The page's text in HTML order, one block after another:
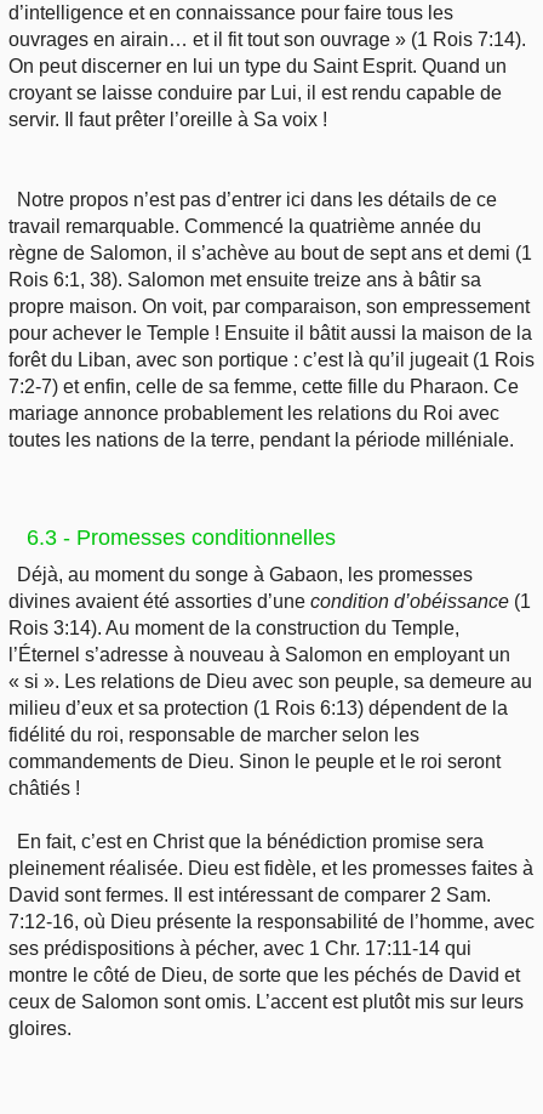
d’intelligence et en connaissance pour faire tous les
ouvrages en airain… et il fit tout son ouvrage » (1 Rois 7:14).
On peut discerner en lui un type du Saint Esprit. Quand un
croyant se laisse conduire par Lui, il est rendu capable de
servir. Il faut prêter l’oreille à Sa voix !
Notre propos n’est pas d’entrer ici dans les détails de ce
travail remarquable. Commencé la quatrième année du
règne de Salomon, il s’achève au bout de sept ans et demi (1
Rois 6:1, 38). Salomon met ensuite treize ans à bâtir sa
propre maison. On voit, par comparaison, son empressement
pour achever le Temple ! Ensuite il bâtit aussi la maison de la
forêt du Liban, avec son portique : c’est là qu’il jugeait (1 Rois
7:2-7) et enfin, celle de sa femme, cette fille du Pharaon. Ce
mariage annonce probablement les relations du Roi avec
toutes les nations de la terre, pendant la période milléniale.
6.3 - Promesses conditionnelles
Déjà, au moment du songe à Gabaon, les promesses
divines avaient été assorties d’une condition d’obéissance (1
Rois 3:14). Au moment de la construction du Temple,
l’Éternel s’adresse à nouveau à Salomon en employant un
« si ». Les relations de Dieu avec son peuple, sa demeure au
milieu d’eux et sa protection (1 Rois 6:13) dépendent de la
fidélité du roi, responsable de marcher selon les
commandements de Dieu. Sinon le peuple et le roi seront
châtiés !
En fait, c’est en Christ que la bénédiction promise sera
pleinement réalisée. Dieu est fidèle, et les promesses faites à
David sont fermes. Il est intéressant de comparer 2 Sam.
7:12-16, où Dieu présente la responsabilité de l’homme, avec
ses prédispositions à pécher, avec 1 Chr. 17:11-14 qui
montre le côté de Dieu, de sorte que les péchés de David et
ceux de Salomon sont omis. L’accent est plutôt mis sur leurs
gloires.